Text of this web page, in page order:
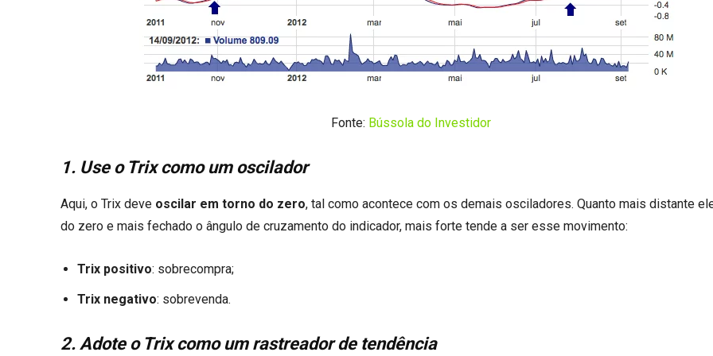
Fonte: Bússola do Investidor
1. Use o Trix como um oscilador
Aqui, o Trix deve oscilar em torno do zero, tal como acontece com os demais osciladores. Quanto mais distante
do zero e mais fechado o ângulo de cruzamento do indicador, mais forte tende a ser esse movimento:
Trix positivo: sobrecompra;
Trix negativo: sobrevenda.
2. Adote o Trix como um rastreador de tendência